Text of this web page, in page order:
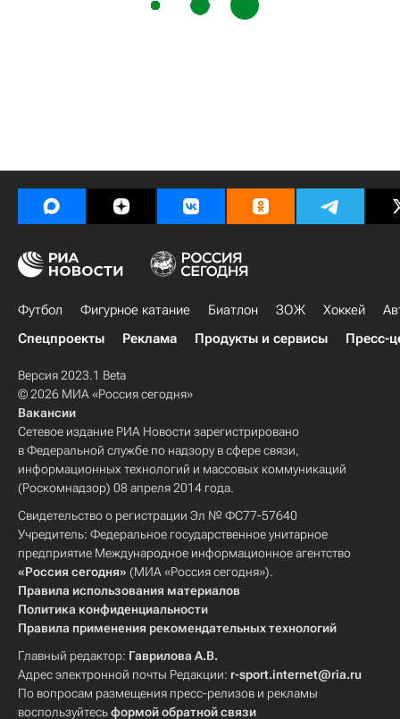
Футбол Фигурное катание Биатлон ЗОЖ Хоккей
Спецпроекты
Реклама Продукты и сервисы Пресс-
Версия 2023.1 Beta
© 2026 МИА «Россия сегодня»
Вакансии
Сетевое издание РИА Новости зарегистрировано
в Федеральной службе по надзору в сфере связи,
информационных технологий и массовых коммуникаций
(Роскомнадзор) 08 апреля 2014 года.
Свидетельство о регистрации Эл № ФС77-57640
Учредитель: Федеральное государственное унитарное
предприятие Международное информационное агентство
«Россия сегодня» (МИА «Россия сегодня»).
Правила использования материалов
Политика конфиденциальности
Правила применения рекомендательных технологий
Главный редактор: Гаврилова А.В.
Адрес электронной почты Редакции: r-sport.internet@ria.ru
По вопросам размещения пресс-релизов и рекламы
воспользуйтесьформой обратной связи